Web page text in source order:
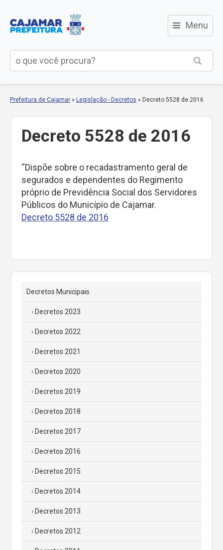
≡ Menu
Prefeitura de Cajamar » Legislação - Decretos » Decreto 5528 de 2016
Decreto 5528 de 2016
“Dispõe sobre o recadastramento geral de
segurados e dependentes do Regimento
próprio de Previdência Social dos Servidores
Públicos do Município de Cajamar.
Decreto 5528 de 2016
Decretos Municipais
Decretos 2023
Decretos 2022
Decretos 2021
Decretos 2020
Decretos 2019
Decretos 2018
Decretos 2017
Decretos 2016
Decretos 2015
Decretos 2014
Decretos 2013
Decretos 2012